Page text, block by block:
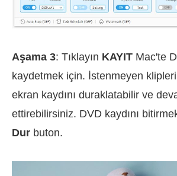
Aşama 3: Tıklayın KAYIT Mac'te
kaydetmek için. İstenmeyen
ekran kaydını duraklatabilir ve
ettirebilirsiniz. DVD kaydını
Dur buton.